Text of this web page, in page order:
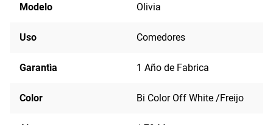
Modelo Olivia
Uso Comedores
Garantìa 1 Año de Fabrica
Color Bi Color Off White /Freijo